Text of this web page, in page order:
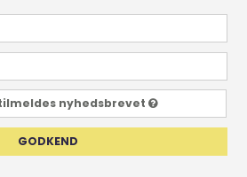
nyhedsbrevet
GODKEND